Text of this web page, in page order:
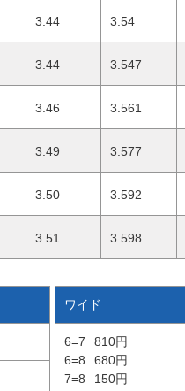
3.44 3.54
3.44 3.547
3.46 3.561
3.49 3.577
3.50 3.592
3.51 3.598
ワイド
6=7
810円
6=8
680円
7=8
150円